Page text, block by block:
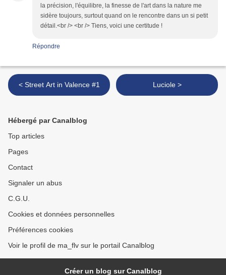
la précision, l'équilibre, la finesse de l'art dans la nature me
sidère toujours, surtout quand on le rencontre dans un si petit
détail.<br /> <br /> Tiens, voici une certitude !
Répondre
< Street Art in Valence #1 Luciole >
Hébergé par Canalblog
Top articles
Pages
Contact
Signaler un abus
C.G.U.
Cookies et données personnelles
Préférences cookies
Voir le profil de ma_flv sur le portail Canalblog
Créer un blog sur Canalblog